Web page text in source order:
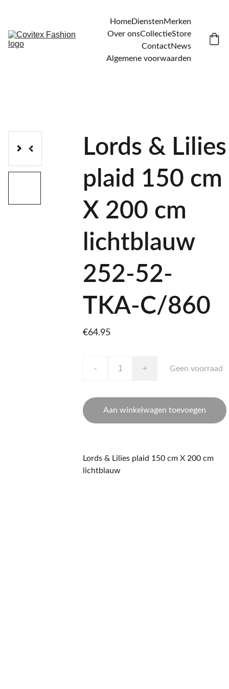
HomeDienstenMerken
Over onsCollectieStore
ContactNews
Algemene voorwaarden
Lords & Lilies
plaid 150 cm
X 200 cm
lichtblauw
252-52-
TKA-C/860
€64.95
- + Geen voorraad
Aan winkelwagen toevoegen
Lords & Lilies plaid 150 cm X 200 cm
lichtblauw